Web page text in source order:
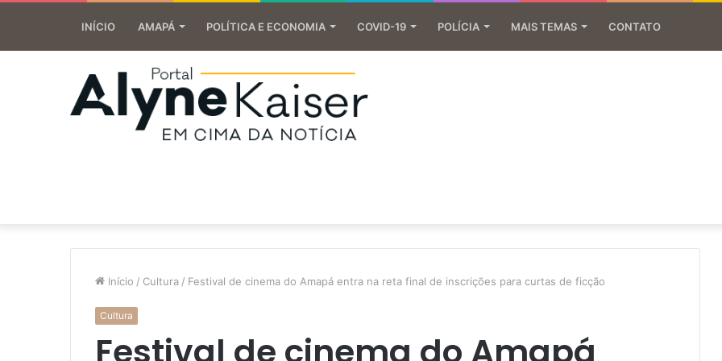
INÍCIO AMAPÁ POLÍTICA E ECONOMIA COVID-19 POLÍCIA MAIS TEMAS CONTATO
Início / Cultura / Festival de cinema do Amapá entra na reta final de inscrições para curtas de ficção
Cultura
Festival de cinema do Amapá